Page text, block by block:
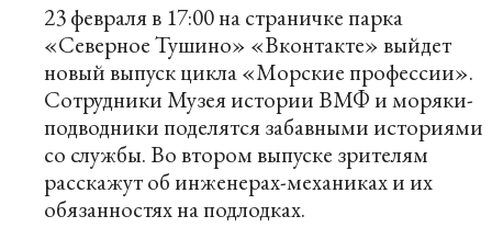
23 февраля в 17:00 на страничке парка
«Северное Тушино» «Вконтакте» выйдет
новый выпуск цикла «Морские профессии».
Сотрудники Музея истории ВМФ и моряки-
подводники поделятся забавными историями
со службы. Во втором выпуске зрителям
расскажут об инженерах-механиках и их
обязанностях на подлодках.